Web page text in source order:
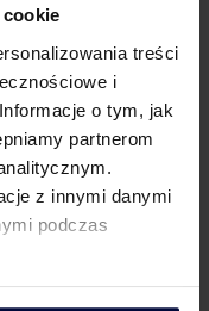
treści
i
o tym, jak
partnerom
z innymi danymi
podczas